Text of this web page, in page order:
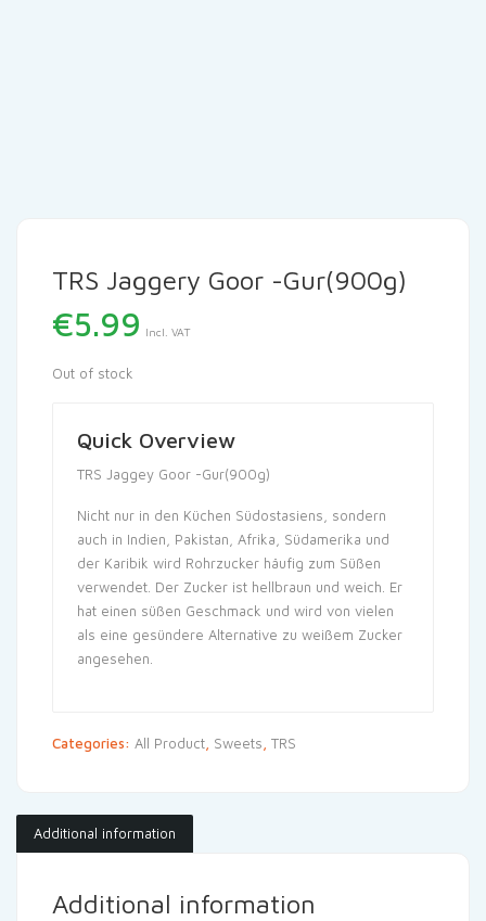
TRS Jaggery Goor -Gur(900g)
€5.99 Incl. VAT
Out of stock
Quick Overview
TRS Jaggey Goor -Gur(900g)
Nicht nur in den Küchen Südostasiens, sondern
auch in Indien, Pakistan, Afrika, Südamerika und
der Karibik wird Rohrzucker häufig zum Süßen
verwendet. Der Zucker ist hellbraun und weich. Er
hat einen süßen Geschmack und wird von vielen
als eine gesündere Alternative zu weißem Zucker
angesehen.
Categories: All Product Sweets TRS
Additional information
Additional information